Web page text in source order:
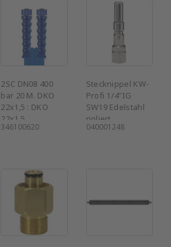
2SC DN08 400
bar 20 M. DKO
22x1,5 : DKO
22x1,5
346100620
Stecknippel KW-
Profi 1/4"IG
SW19 Edelstahl
poliert
040001248